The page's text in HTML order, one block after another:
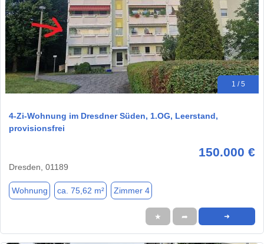
1 / 5
4-Zi-Wohnung im Dresdner Süden, 1.OG, Leerstand,
provisionsfrei
150.000 €
Dresden, 01189
Wohnung ca. 75,62 m² Zimmer 4
★ ➦ ➜